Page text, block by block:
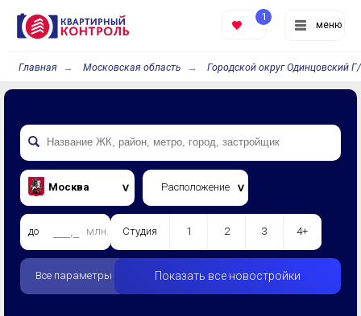
меню
1
Главная Московская область Городской округ Одинцовский
Москва Расположение
до млн. Студия 1 2 3 4+
Все параметры Показать все новостройки